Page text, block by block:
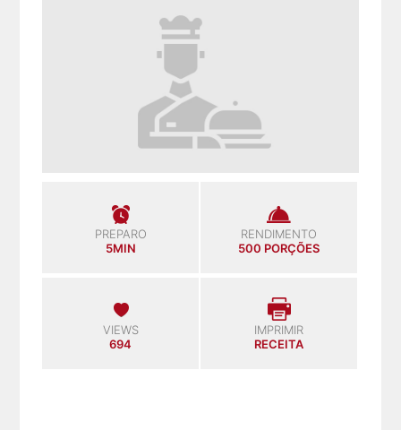
PREPARO
5MIN
RENDIMENTO
500 PORÇÕES
VIEWS
694
IMPRIMIR
RECEITA